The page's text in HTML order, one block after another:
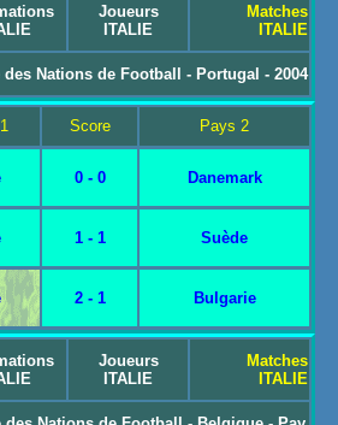
Joueurs
ITALIE
Matches
ITALIE
Nations de Football - Portugal - 2004
Score
Pays 2
0 - 0 Danemark
1 - 1 Suède
2 - 1 Bulgarie
Joueurs
ITALIE
Matches
ITALIE